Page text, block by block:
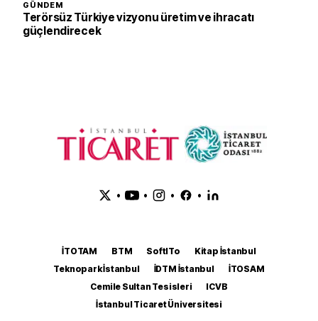
GÜNDEM
Terörsüz Türkiye vizyonu üretim ve ihracatı
güçlendirecek
• • • •
İTOTAM BTM SoftITo
Kitap İstanbul
Teknopark İstanbul
İDTM İstanbul
İTOSAM
Cemile Sultan Tesisleri
ICVB
İstanbul Ticaret Üniversitesi